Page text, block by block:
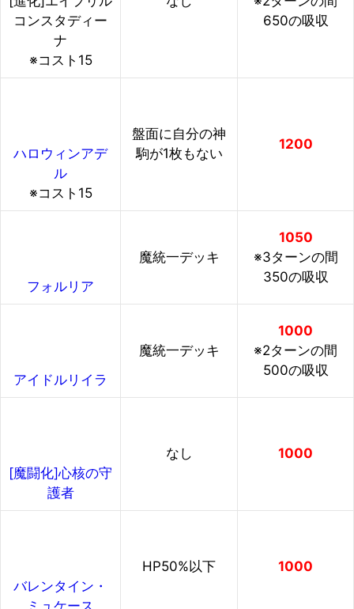
コンスタディー
ナ
※コスト15
650の吸収
ハロウィンアデ
ル
※コスト15
盤面に自分の神
駒が1枚もない
1200
フォルリア
魔統一デッキ
1050
※3ターンの間
350の吸収
アイドルリイラ
魔統一デッキ
1000
※2ターンの間
500の吸収
[魔闘化]心核の守
護者
なし 1000
バレンタイン・
ミュケース
HP50%以下 1000